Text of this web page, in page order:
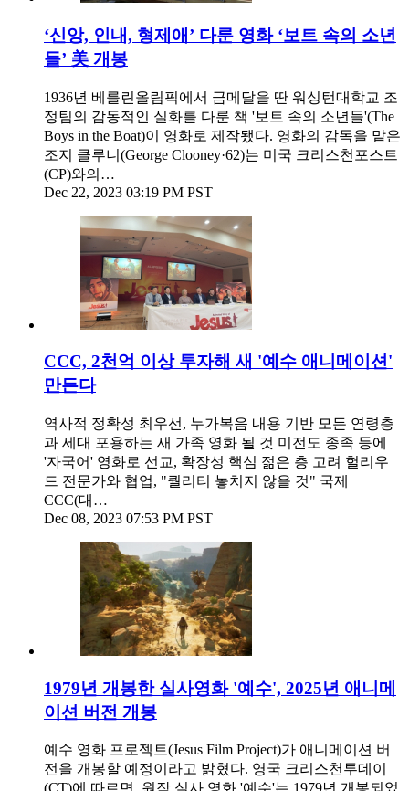
‘신앙, 인내, 형제애’ 다룬 영화 ‘보트 속의 소년
들’ 美 개봉
1936년 베를린올림픽에서 금메달을 딴 워싱턴대학교 조
정팀의 감동적인 실화를 다룬 책 '보트 속의 소년들'(The
Boys in the Boat)이 영화로 제작됐다. 영화의 감독을 맡은
조지 클루니(George Clooney·62)는 미국 크리스천포스트
(CP)와의…
Dec 22, 2023 03:19 PM PST
CCC, 2천억 이상 투자해 새 '예수 애니메이션'
만든다
역사적 정확성 최우선, 누가복음 내용 기반 모든 연령층
과 세대 포용하는 새 가족 영화 될 것 미전도 종족 등에
'자국어' 영화로 선교, 확장성 핵심 젊은 층 고려 헐리우
드 전문가와 협업, "퀄리티 놓치지 않을 것" 국제
CCC(대…
Dec 08, 2023 07:53 PM PST
1979년 개봉한 실사영화 '예수', 2025년 애니메
이션 버전 개봉
예수 영화 프로젝트(Jesus Film Project)가 애니메이션 버
전을 개봉할 예정이라고 밝혔다. 영국 크리스천투데이